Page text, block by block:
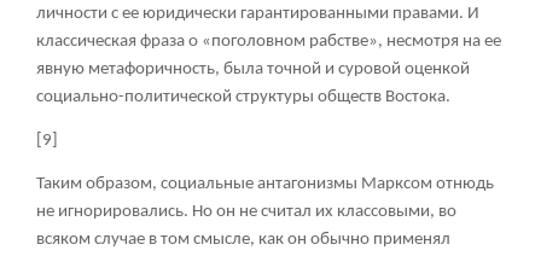
личности с ее юридически гарантированными правами. И
классическая фраза о «поголовном рабстве», несмотря на ее
явную метафоричность, была точной и суровой оценкой
социально-политической структуры обществ Востока.
[9]
Таким образом, социальные антагонизмы Марксом отнюдь
не игнорировались. Но он не считал их классовыми, во
всяком случае в том смысле, как он обычно применял